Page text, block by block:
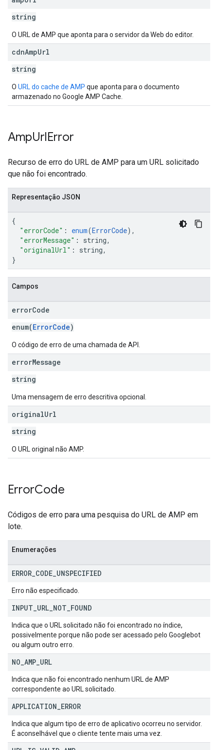
string
O URL de AMP que aponta para o servidor da Web do editor.
cdnAmpUrl
string
O URL do cache de AMP que aponta para o documento
armazenado no Google AMP Cache.
AmpUrlError
Recurso de erro do URL de AMP para um URL solicitado
que não foi encontrado.
Representação JSON
{
"errorCode" : enum(ErrorCode),
"errorMessage" : string,
"originalUrl" : string,
}
Campos
errorCode
enum(ErrorCode)
O código de erro de uma chamada de API.
errorMessage
string
Uma mensagem de erro descritiva opcional.
originalUrl
string
O URL original não AMP.
ErrorCode
Códigos de erro para uma pesquisa do URL de AMP em
lote.
Enumerações
ERROR CODE UNSPECIFIED
Erro não especificado.
INPUT URL NOT FOUND
Indica que o URL solicitado não foi encontrado no índice,
possivelmente porque não pode ser acessado pelo Googlebot
ou algum outro erro.
NO AMP URL
Indica que não foi encontrado nenhum URL de AMP
correspondente ao URL solicitado.
APPLICATION ERROR
Indica que algum tipo de erro de aplicativo ocorreu no servidor.
É aconselhável que o cliente tente mais uma vez.